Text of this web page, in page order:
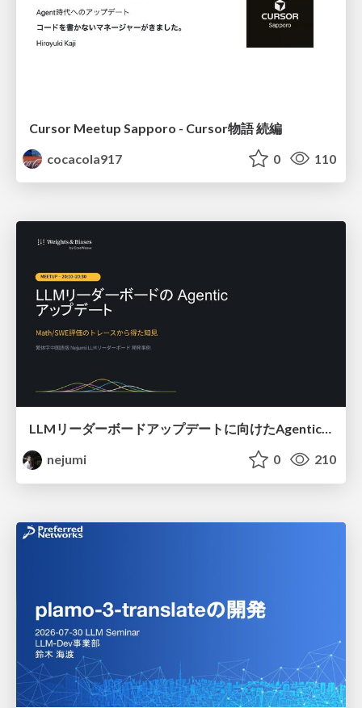
Cursor Meetup Sapporo - Cursor物語 続編
cocacola917
0 110
LLMリーダーボードアップデートに向けたAgentic Math_SWEのトレースについて
nejumi
0 210